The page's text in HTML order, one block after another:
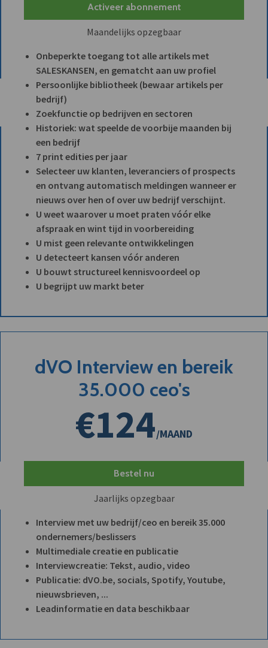
Activeer abonnement
Maandelijks opzegbaar
Onbeperkte toegang tot alle artikels met
SALESKANSEN, en gematcht aan uw profiel
Persoonlijke bibliotheek (bewaar artikels per
bedrijf)
Zoekfunctie op bedrijven en sectoren
Historiek: wat speelde de voorbije maanden bij
een bedrijf
7 print edities per jaar
Selecteer uw klanten, leveranciers of prospects
en ontvang automatisch meldingen wanneer er
nieuws over hen of over uw bedrijf verschijnt.
U weet waarover u moet praten vóór elke
afspraak en wint tijd in voorbereiding
U mist geen relevante ontwikkelingen
U detecteert kansen vóór anderen
U bouwt structureel kennisvoordeel op
U begrijpt uw markt beter
dVO Interview en bereik
35.000 ceo's
€124/MAAND
Bestel nu
Jaarlijks opzegbaar
Interview met uw bedrijf/ceo en bereik 35.000
ondernemers/beslissers
Multimediale creatie en publicatie
Interviewcreatie: Tekst, audio, video
Publicatie: dVO.be, socials, Spotify, Youtube,
nieuwsbrieven, ...
Leadinformatie en data beschikbaar